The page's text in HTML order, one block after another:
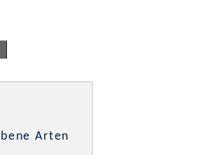
Arten